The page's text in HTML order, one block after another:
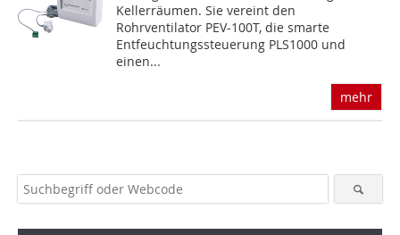
Kellerräumen. Sie vereint den
Rohrventilator PEV-100T, die smarte
Entfeuchtungssteuerung PLS1000 und
einen...
mehr